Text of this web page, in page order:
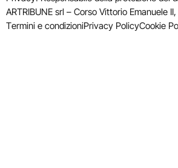
ARTRIBUNE srl – Corso Vittorio Emanuele
Termini e condizioniPrivacy PolicyCookie